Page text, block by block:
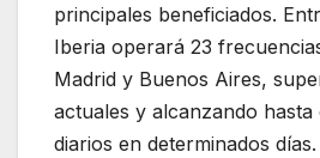
principales beneficiados.
Iberia operará 23
Madrid y Buenos Aires,
actuales y alcanzando
diarios en determinados